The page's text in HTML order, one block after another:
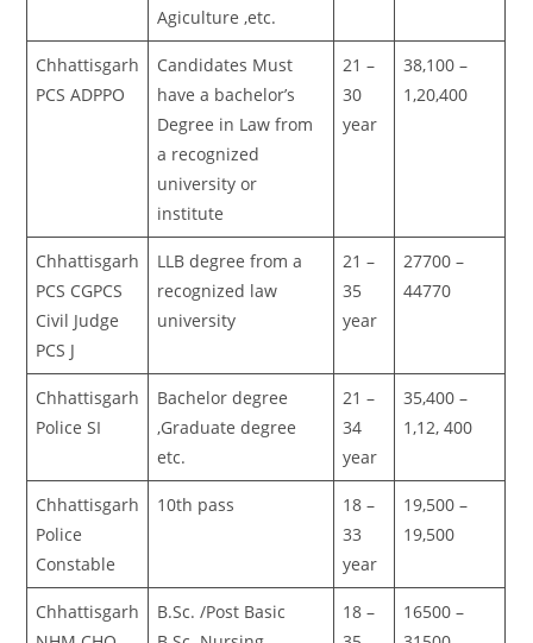
Agiculture ,etc.
Chhattisgarh
PCS ADPPO
Candidates Must
have a bachelor’s
Degree in Law from
a recognized
university or
institute
21 –
30
year
38,100 –
1,20,400
Chhattisgarh
PCS CGPCS
Civil Judge
PCS J
LLB degree from a
recognized law
university
21 –
35
year
27700 –
44770
Chhattisgarh
Police SI
Bachelor degree
,Graduate degree
etc.
21 –
34
year
35,400 –
1,12, 400
Chhattisgarh
Police
Constable
10th pass
18 –
33
year
19,500 –
19,500
Chhattisgarh
B.Sc. /Post Basic
18 –
16500 –